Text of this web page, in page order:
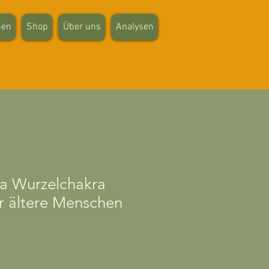
Shop Über uns Analysen
Wurzelchakra
ältere Menschen